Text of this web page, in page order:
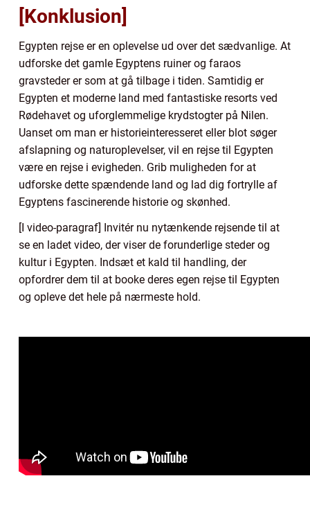
[Konklusion]
Egypten rejse er en oplevelse ud over det sædvanlige. At
udforske det gamle Egyptens ruiner og faraos
gravsteder er som at gå tilbage i tiden. Samtidig er
Egypten et moderne land med fantastiske resorts ved
Rødehavet og uforglemmelige krydstogter på Nilen.
Uanset om man er historieinteresseret eller blot søger
afslapning og naturoplevelser, vil en rejse til Egypten
være en rejse i evigheden. Grib muligheden for at
udforske dette spændende land og lad dig fortrylle af
Egyptens fascinerende historie og skønhed.
[I video-paragraf] Invitér nu nytænkende rejsende til at
se en ladet video, der viser de forunderlige steder og
kultur i Egypten. Indsæt et kald til handling, der
opfordrer dem til at booke deres egen rejse til Egypten
og opleve det hele på nærmeste hold.